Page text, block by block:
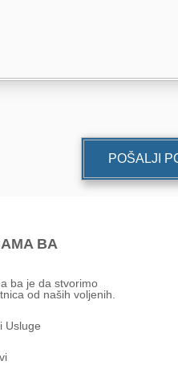
POŠALJI
BA
ba je da stvorimo
od naših voljenih.
Usluge